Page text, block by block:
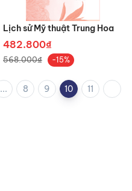
Lịch sử Mỹ thuật Trung Hoa
482.800₫
568.000₫ -15%
... 8 9 10 11